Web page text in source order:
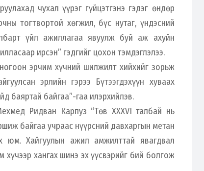
чухал үүрэг гүйцэтгэнэ гэдэг өндөр
тогтвортой хөгжил, бүс нутаг, үндэсний
үйл ажиллагаа явуулж буй аж ахуйн
ирсэн” гэдгийг цохон тэмдэглэлээ.
эрчим хүчний шилжилт хийхийг зорьж
эрлийн гэрээ Бүтээгдэхүүн хуваах
баяртай байгаа”-гаа илэрхийлэв.
Ридван Карпуз “Төв XXXVI талбай нь
байгаа учраас нүүрсний давхаргын метан
юм. Хайгуулын ажил амжилттай явагдвал
хангах шинэ эх үүсвэрийг бий болгож